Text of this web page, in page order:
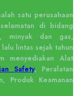
satu perusahaan
di bidang
minyak dan gas,
lintas sejak tahun
menyediakan Alat
Safety, Peralatan
Produk Keamanan